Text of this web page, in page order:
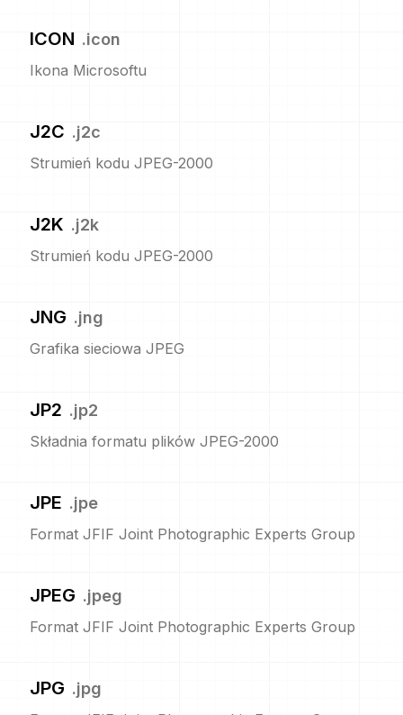
ICON .icon
Ikona Microsoftu
J2C .j2c
Strumień kodu JPEG-2000
J2K .j2k
Strumień kodu JPEG-2000
JNG .jng
Grafika sieciowa JPEG
JP2 .jp2
Składnia formatu plików JPEG-2000
JPE .jpe
Format JFIF Joint Photographic Experts Group
JPEG .jpeg
Format JFIF Joint Photographic Experts Group
JPG .jpg